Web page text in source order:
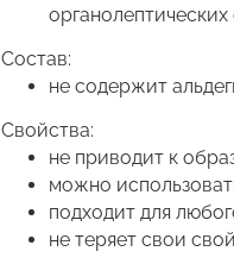
органолептических
Состав:
не содержит
Свойства:
не приводит к
можно
подходит для
не теряет свои